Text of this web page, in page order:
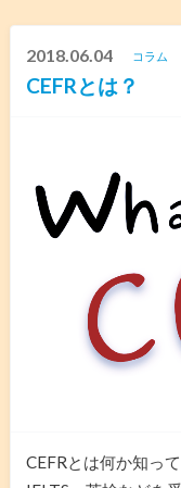
2018.06.04 コラム
CEFRとは？
CEFRとは何か知っ